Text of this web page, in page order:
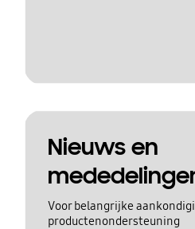
Nieuws en
Voor belangrijke
productenondersteuning